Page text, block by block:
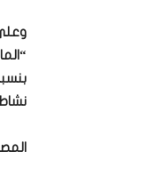
نشاطي